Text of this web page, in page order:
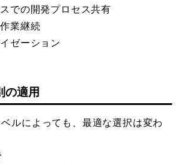
での開発プロセス共有
業継続
ゼーション
の適用
ルによっても、最適な選択は変わ